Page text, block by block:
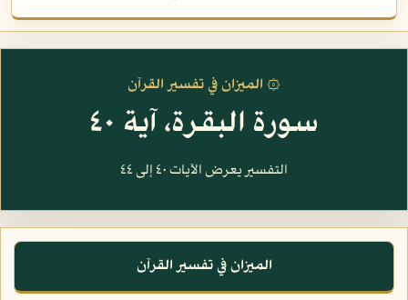
۞ الميزان في تفسير القرآن
سورة البقرة، آية ٤٠
التفسير يعرض الآيات ٤٠ إلى ٤٤
الميزان في تفسير القرآن